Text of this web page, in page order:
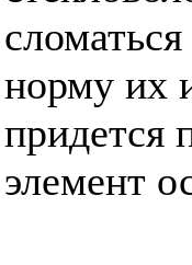
норму их
придется
элемент